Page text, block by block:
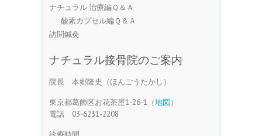
ナチュラル 治療編Ｑ＆Ａ
酸素カプセル編Ｑ＆Ａ
訪問鍼灸
ナチュラル接骨院のご案内
院長 本郷隆史（ほんごうたかし）
東京都葛飾区お花茶屋1-26-1（地図）
電話 03-6231-2208